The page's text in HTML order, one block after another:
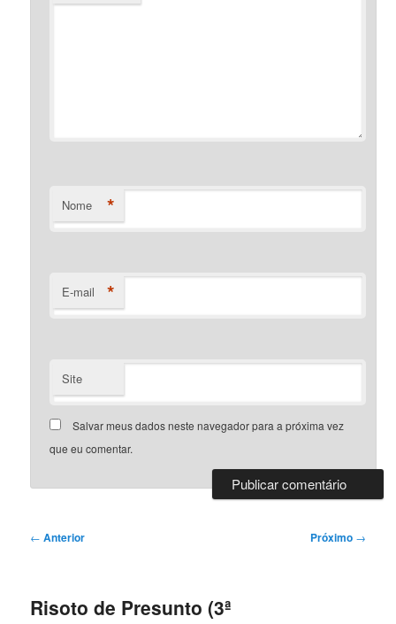
Nome *
E-mail *
Site
Salvar meus dados neste navegador para a próxima vez
que eu comentar.
Navegação
← Anterior Próximo →
Risoto de Presunto (3ª